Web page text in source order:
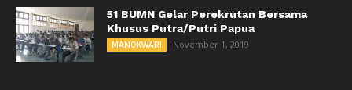
51 BUMN Gelar Perekrutan Bersama
Khusus Putra/Putri Papua
MANOKWARI November 1, 2019